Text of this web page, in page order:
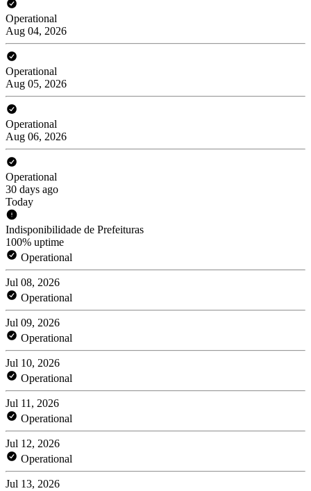
Operational
Aug 04, 2026
Operational
Aug 05, 2026
Operational
Aug 06, 2026
Operational
30 days ago
Today
Indisponibilidade de Prefeituras
100% uptime
Operational
Jul 08, 2026
Operational
Jul 09, 2026
Operational
Jul 10, 2026
Operational
Jul 11, 2026
Operational
Jul 12, 2026
Operational
Jul 13, 2026